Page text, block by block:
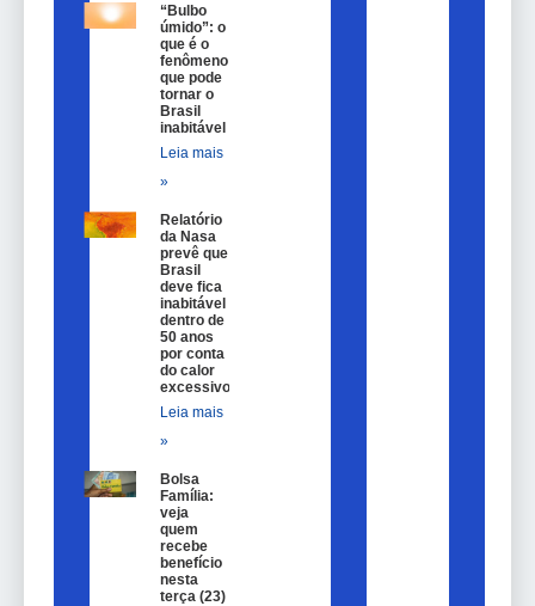
“Bulbo
úmido”: o
que é o
fenômeno
que pode
tornar o
Brasil
inabitável
Leia mais
»
Relatório
da Nasa
prevê que
Brasil
deve fica
inabitável
dentro de
50 anos
por conta
do calor
excessivo
Leia mais
»
Bolsa
Família:
veja
quem
recebe
benefício
nesta
terça (23)